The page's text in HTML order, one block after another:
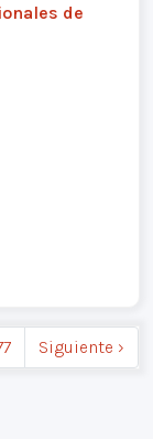
de
Siguiente ›